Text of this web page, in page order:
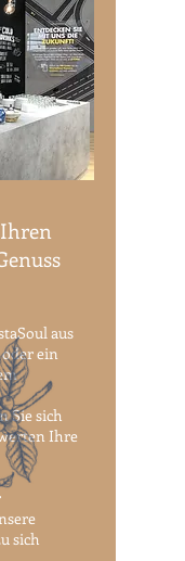
aus
ein
Sie sich
Ihre
sich